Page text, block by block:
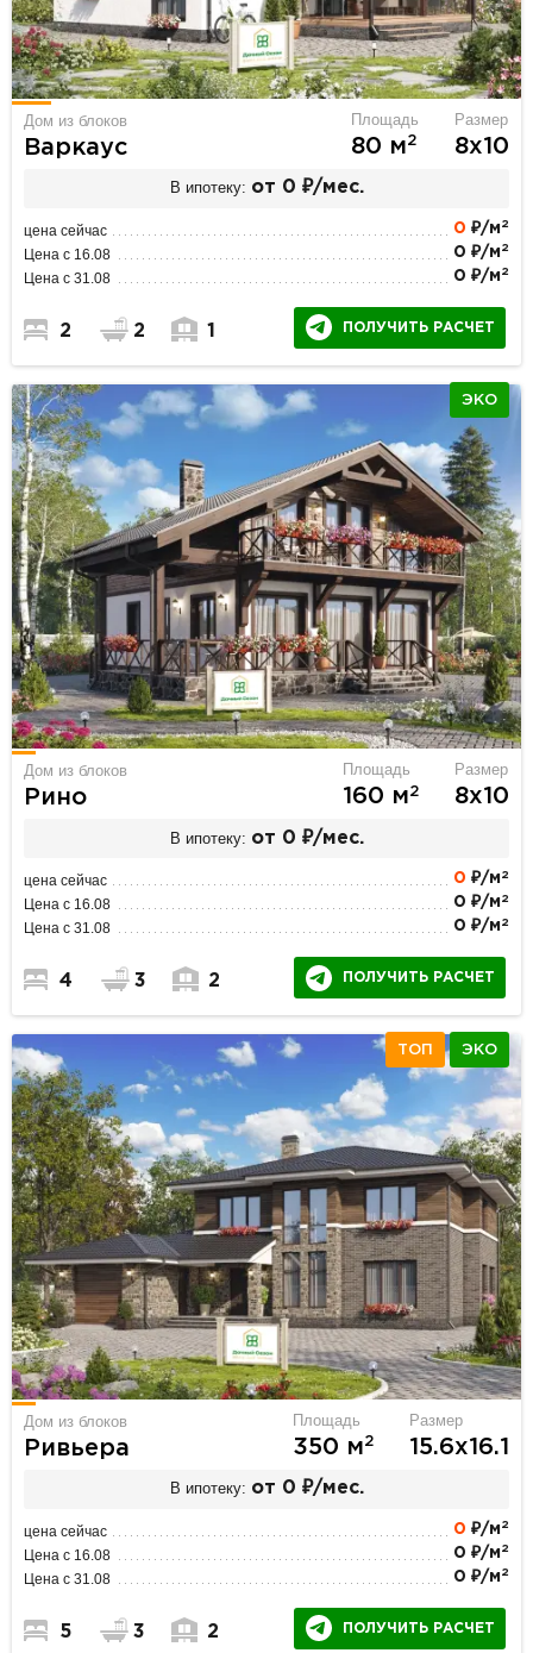
Дом из блоков
Варкаус
Площадь
80 м2
Размер
8х10
В ипотеку: от 0 ₽/мес.
цена сейчас 0 ₽/м 2
Цена с 16.08 0 ₽/м 2
Цена с 31.08 0 ₽/м 2
2 2 1 ПОЛУЧИТЬ РАСЧЕТ
ЭКО
Дом из блоков
Рино
Площадь
160 м2
Размер
8х10
В ипотеку: от 0 ₽/мес.
цена сейчас 0 ₽/м 2
Цена с 16.08 0 ₽/м 2
Цена с 31.08 0 ₽/м 2
4 3 2 ПОЛУЧИТЬ РАСЧЕТ
ТОП ЭКО
Дом из блоков
Ривьера
Площадь
350 м2
Размер
15.6х16.1
В ипотеку: от 0 ₽/мес.
цена сейчас 0 ₽/м 2
Цена с 16.08 0 ₽/м 2
Цена с 31.08 0 ₽/м 2
5 3 2 ПОЛУЧИТЬ РАСЧЕТ